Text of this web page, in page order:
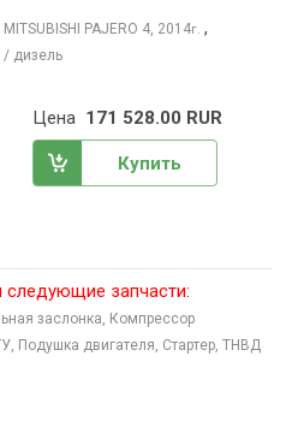
MITSUBISHI PAJERO 4, 2014г. ,
/ дизель
Цена 171 528.00 RUR
Купить
запчасти:
заслонка, Компрессор
Подушка двигателя, Стартер, ТНВД